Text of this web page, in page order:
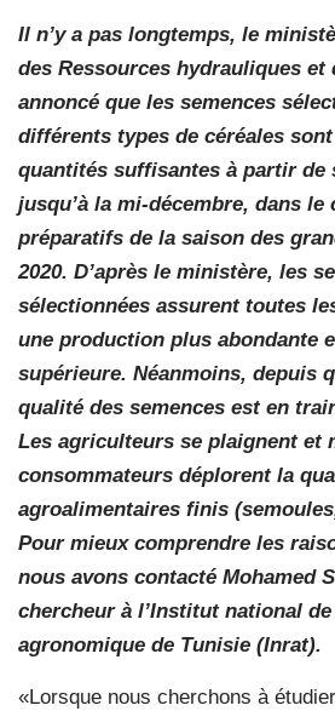
Il n’y a pas longtemps, le
des Ressources hydrauliques et
annoncé que les semences
différents types de céréales
quantités suffisantes à partir de
jusqu’à la mi-décembre, dans le
préparatifs de la saison des
2020. D’après le ministère, les
sélectionnées assurent toutes
une production plus abondante
supérieure. Néanmoins, depuis
qualité des semences est en
Les agriculteurs se plaignent et
consommateurs déplorent la
agroalimentaires finis
Pour mieux comprendre les
nous avons contacté Mohamed
chercheur à l’Institut national
agronomique de Tunisie (Inrat).
«Lorsque nous cherchons à